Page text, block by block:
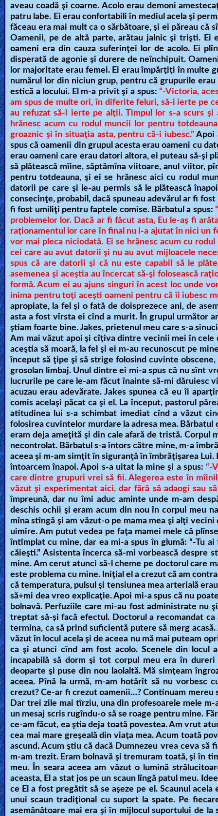
Prayer
Bible/Study
Jesus
Warfare
Revelations
Testimonies
Evangelism
Documentaries
Islam
Other
Other
Languages
Contact/Feedback/Donate
Follow
us
Social
Media
PDF
Books
Random
Video
Ask
AI
Bible
Questions
Something
Funny...
2nd
Page,
Older
Material
aveau coadă şi coarne. Acolo erau demoni
patru labe. Ei erau confortabili în mediul acela şi
făceau era mai mult ca o sărbătoare, şi ei păreau
Oamenii, pe de altă parte, arătau jalnic şi trişti. Ei
oameni era din cauza suferinţei lor de acolo. Ei
disperată de agonie şi durere de neînchipuit.
lor majoritate erau femei. Ei erau împărţiţi în multe
numărul lor din niciun grup, pentru că grupurile
estică a locului. El m-a privit şi a spus:“-Victoria,
am spus de multe ori, în diferite feluri, să-i ierte pe
au refuzat să-i ierte pe alţii. Timpul lor s-a scurs
hrănesc acum cu rodul muncii lor pentru
groaznic şi în situaţia asta, pentru că-i iubesc.”Apoi
spus că oamenii din grupul acesta erau oameni cu
erau oameni care erau datori altora, ei puteau să-şi
să plătească mîine, săptămîna viitoare, anul viitor,
pentru totdeauna, şi ei se hrănesc aici cu rodul
datorii pe care şi le-au permis să le plătească
consecinţe, probabil, dacă spuneau adevărul ar fi
fi fost umiliţi pentru faptele comise. Bărbatul a spus:
problemelor lor. Dacă ar fi făcut asta, Eu le-aş fi
raţionamentul lor care în final nu i-a ajutat în nici un
vor mai pleca niciodată. Ei se hrănesc acum cu rodul
cei care au avut datorii şi nu au avut mijloacele
spus că are datorii şi că nu este capabil să le
asemenea şi aceştia au încercat să-şi folosească
formă. Acum ei au ajuns singuri în acest loc unde
inima pentru toţi aceşti oameni pentru că îi iubesc
apropiate, la fel şi o fată de doisprezece ani, de
asta a fost vîrsta ei cînd a murit. În grupul următor
ştiam foarte bine. Jakes, prietenul meu care s-a
Am mai văzut apoi şi cîţiva dintre vecinii mei în
aceştia să moară, la fel şi ei m-au recunoscut pe
început să ţipe şi să strige folosind cuvinte
grosolan limbaj. Unul dintre ei mi-a spus că nu sînt
lucrurile pe care le-am făcut înainte să-mi dăruiesc
acuzau erau adevărate. Jakes spunea că eu îi
comis acelaşi păcat ca şi el. La început, pastorul
atitudinea lui s-a schimbat imediat cînd a văzut
folosirea cuvintelor murdare la adresa mea.
eram deja ameţită şi din cale afară de tristă. Corpul
necontrolat. Bărbatul s-a întors către mine, m-a
aceea şi m-am simţit în siguranţă în îmbrăţişarea Lui.
întoarcem înapoi. Apoi s-a uitat la mine şi a spus: “-
care dintre grupuri vrei să fii. Alegerea este în
văzut şi experimentat aici, dar fără să adaogi sau
împreună, dar nu îmi aduc aminte unde m-am
deschis ochii şi eram acum din nou în corpul meu
mîna stîngă şi am văzut-o pe mama mea şi alţi
uimire. Am putut vedea pe faţa mamei mele că
întîmplat cu mine, dar ea mi-a spus în glumă: “-Tu
căieşti.” Asistenta încerca să-mi vorbească despre
mine. Am cerut atunci să-l cheme pe doctorul care
este problema cu mine. Iniţial el a crezut că am
că temperatura, pulsul şi tensiunea mea arterială
să+mi dea vreo explicaţie. Apoi mi-a spus că nu
bolnavă. Perfuziile care mi-au fost administrate nu
treptat să-şi facă efectul. Doctorul a recomandat
termina, ca să prind suficientă putere să merg
văzut în locul acela şi de aceea nu mă mai puteam
ca şi atunci cînd am fost acolo. Scenele din locul
incapabilă să dorm şi tot corpul meu era în
deoparte şi puse din nou laolaltă. Mă simţeam
aceea. Pînă la urmă, m-am hotărît să nu vorbesc
crezut? Ce-ar fi crezut oamenii…? Continuam mereu
Dar trei zile mai tîrziu, una din profesoarele mele
un mesaj scris rugîndu-o să se roage pentru mine.
ce-am făcut, ea ştia deja toată povestea. Am vrut
cea mai mare greşeală din viaţa mea. Acum toată
ascund. Acum ştiu că dacă Dumnezeu vrea ceva să
m-am trezit. Eram bolnavă şi tremuram toată, şi în
meu. În seara aceea am văzut o lumină
aceasta, El a stat jos pe un scaun lîngă patul meu.
ce El a fost pregătit să se aşeze pe el. Scaunul
unui scaun tradiţional cu suport la spate. Pe
asemănătoare mai era şi în mijlocul suportului de